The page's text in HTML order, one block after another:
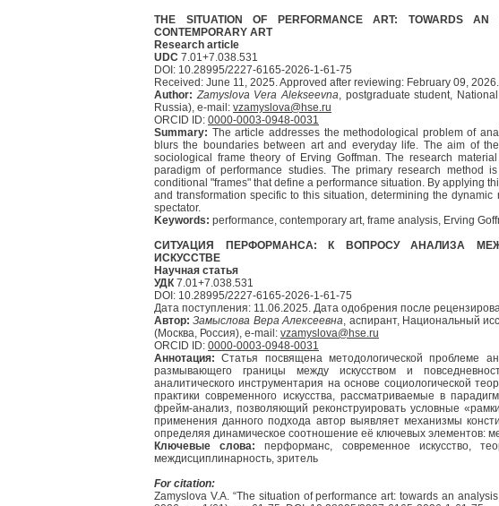
THE SITUATION OF PERFORMANCE ART: TOWARDS AN
CONTEMPORARY ART
Research article
UDC 7.01+7.038.531
DOI: 10.28995/2227-6165-2026-1-61-75
Received: June 11, 2025. Approved after reviewing: February 09,
Author: Zamyslova Vera Alekseevna, postgraduate student,
Russia), e-mail: vzamyslova@hse.ru
ORCID ID: 0000-0003-0948-0031
Summary: The article addresses the methodological problem of
blurs the boundaries between art and everyday life. The aim of
sociological frame theory of Erving Goffman. The research
paradigm of performance studies. The primary research method
conditional "frames" that define a performance situation. By applying
and transformation specific to this situation, determining the
spectator.
Keywords: performance, contemporary art, frame analysis, Erving
СИТУАЦИЯ ПЕРФОРМАНСА: К ВОПРОСУ АНАЛИЗА
ИСКУССТВЕ
Научная статья
УДК 7.01+7.038.531
DOI: 10.28995/2227-6165-2026-1-61-75
Дата поступления: 11.06.2025. Дата одобрения после
Автор: Замыслова Вера Алексеевна, аспирант, Национальный
(Москва, Россия), e-mail: vzamyslova@hse.ru
ORCID ID: 0000-0003-0948-0031
Аннотация: Статья посвящена методологической проблеме
размывающего границы между искусством и
аналитического инструментария на основе социологической
практики современного искусства, рассматриваемые в
фрейм-анализ, позволяющий реконструировать условные
применения данного подхода автор выявляет механизмы
определяя динамическое соотношение её ключевых элементов:
Ключевые слова: перформанс, современное искусство,
междисциплинарность, зритель
For citation:
Zamyslova V.A. “The situation of performance art: towards an